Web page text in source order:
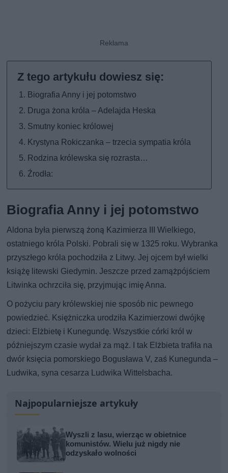
Biografia Anny i jej potomstwo
Druga żona króla – Adelajda Heska
Smutny koniec królowej
Krystyna Rokiczanka – trzecia sympatia króla
Rodzina królewska się rozrasta…
Źrodła:
Biografia Anny i jej potomstwo
Aldona była pierwszą żoną Kazimierza III Wielkiego,
ostatniego króla Polski. Pobrali się w 1325 roku. Wybranka
przyszłego króla pochodziła z Litwy. Jej ojcem był wielki
książę litewski Giedymin. Jeszcze przed zamążpójściem
Litwinka ochrzciła się, przyjmując imię Anna.
O pożyciu pary królewskiej nie sposób nic pewnego
powiedzieć. Księżniczka urodziła Kazimierzowi dwójkę
dzieci: Elżbietę i Kunegundę. Wszystkie córki król w
późniejszym czasie wydał za mąż. I tak Elżbieta trafiła na
dwór księcia pomorskiego Bogusława V, zaś Kunegunda –
Ludwika, syna cesarza Ludwika Wittelsbacha.
Najpopularniejsze artykuły
Wyszli z lasu, wierząc w obietnice
komunistów. Wielu już nigdy nie
odzyskało wolności